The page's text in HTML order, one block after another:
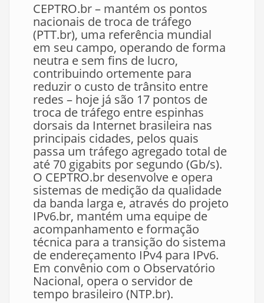
CEPTRO.br – mantém os pontos
nacionais de troca de tráfego
(PTT.br), uma referência mundial
em seu campo, operando de forma
neutra e sem fins de lucro,
contribuindo ortemente para
reduzir o custo de trânsito entre
redes – hoje já são 17 pontos de
troca de tráfego entre espinhas
dorsais da Internet brasileira nas
principais cidades, pelos quais
passa um tráfego agregado total de
até 70 gigabits por segundo (Gb/s).
O CEPTRO.br desenvolve e opera
sistemas de medição da qualidade
da banda larga e, através do projeto
IPv6.br, mantém uma equipe de
acompanhamento e formação
técnica para a transição do sistema
de endereçamento IPv4 para IPv6.
Em convênio com o Observatório
Nacional, opera o servidor de
tempo brasileiro (NTP.br).